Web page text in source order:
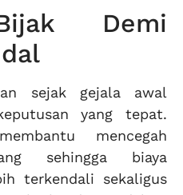
Demi
sejak gejala awal
yang tepat.
mencegah
sehingga biaya
terkendali sekaligus